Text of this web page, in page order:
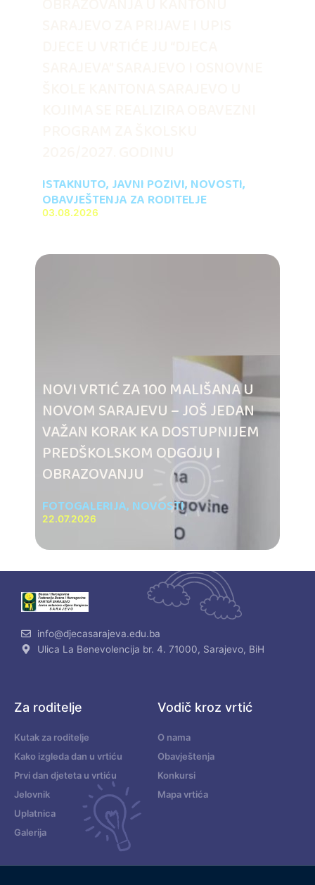
ISTAKNUTO, JAVNI POZIVI, NOVOSTI,
OBAVJEŠTENJA ZA RODITELJE
03.08.2026
NOVI VRTIĆ ZA 100 MALIŠANA U
NOVOM SARAJEVU – JOŠ JEDAN
VAŽAN KORAK KA DOSTUPNIJEM
PREDŠKOLSKOM ODGOJU I
OBRAZOVANJU
FOTOGALERIJA, NOVOSTI
22.07.2026
info@djecasarajeva.edu.ba
Ulica La Benevolencija br. 4. 71000, Sarajevo, BiH
Za roditelje
Kutak za roditelje
Kako izgleda dan u vrtiću
Prvi dan djeteta u vrtiću
Jelovnik
Uplatnica
Galerija
Vodič kroz vrtić
O nama
Obavještenja
Konkursi
Mapa vrtića